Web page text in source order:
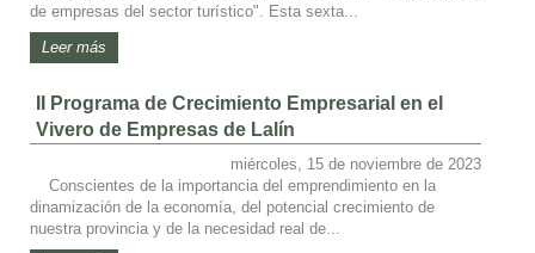
de empresas del sector turístico". Esta sexta...
Leer más
II Programa de Crecimiento Empresarial en el
Vivero de Empresas de Lalín
miércoles, 15 de noviembre de 2023
Conscientes de la importancia del emprendimiento en la
dinamización de la economía, del potencial crecimiento de
nuestra provincia y de la necesidad real de...